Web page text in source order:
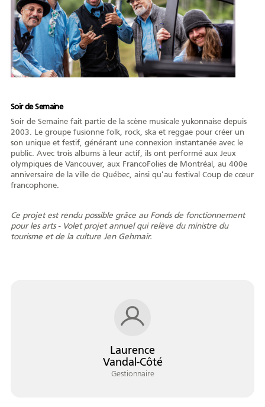
Soir de Semaine
Soir de Semaine fait partie de la scène musicale yukonnaise depuis
2003. Le groupe fusionne folk, rock, ska et reggae pour créer un
son unique et festif, générant une connexion instantanée avec le
public. Avec trois albums à leur actif, ils ont performé aux Jeux
olympiques de Vancouver, aux FrancoFolies de Montréal, au 400e
anniversaire de la ville de Québec, ainsi qu’au festival Coup de cœur
francophone.
Ce projet est rendu possible grâce au Fonds de fonctionnement
pour les arts - Volet projet annuel qui relève du ministre du
tourisme et de la culture Jen Gehmair.
Laurence
Vandal-Côté
Gestionnaire